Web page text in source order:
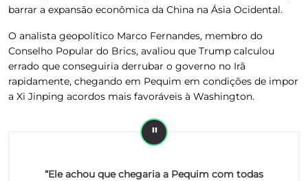
barrar a expansão econômica da China na Ásia Ocidental.
O analista geopolítico Marco Fernandes, membro do
Conselho Popular do Brics, avaliou que Trump calculou
errado que conseguiria derrubar o governo no Irã
rapidamente, chegando em Pequim em condições de impor
a Xi Jinping acordos mais favoráveis à Washington.
“Ele achou que chegaria a Pequim com todas